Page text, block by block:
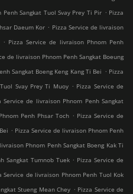
Sangkat Tuol Svay Prey Ti Pir . Pizza
Daeum Kor . Pizza Service de livraison
. Pizza Service de livraison Phnom Penh
de livraison Phnom Penh Sangkat Boeung
Sangkat Boeng Keng Kang Ti Bei . Pizza
Svay Prey Ti Muoy . Pizza Service de
Service de livraison Phnom Penh Sangkat
Penh Phsar Toch . Pizza Service de
. Pizza Service de livraison Phnom Penh
Phnom Penh Sangkat Boeng Kak Ti
Sangkat Tumnob Tuek . Pizza Service de
Service de livraison Phnom Penh Tuol Kok
Stueng Mean Chey . Pizza Service de